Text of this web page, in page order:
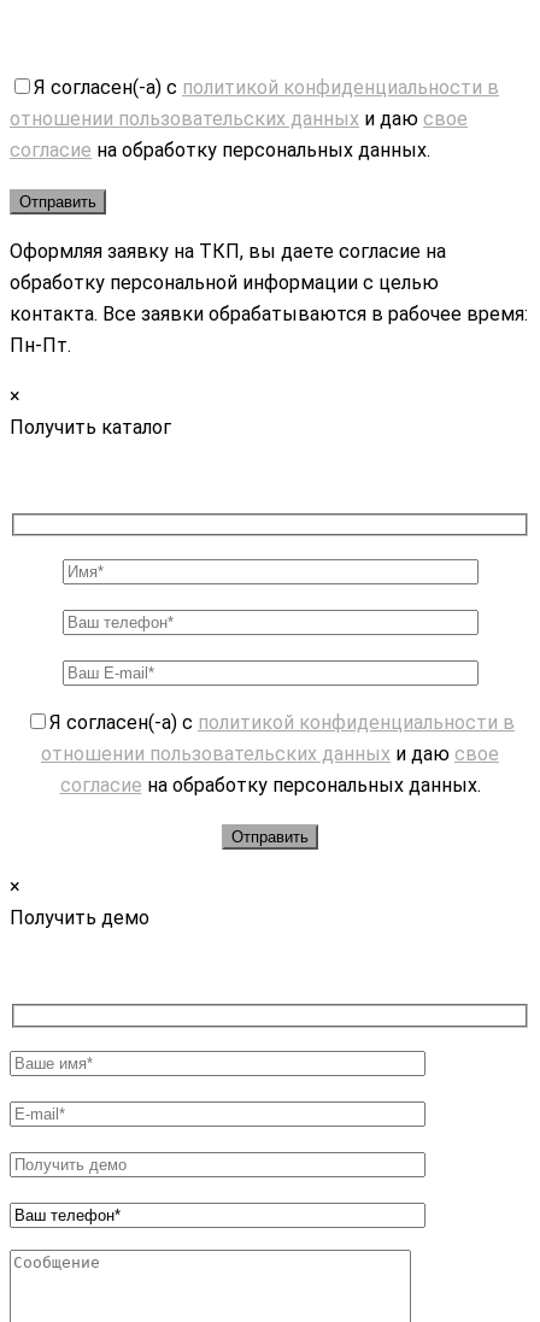
Я согласен(-а) с политикой конфиденциальности в
отношении пользовательских данных и даю свое
согласие на обработку персональных данных.
Оформляя заявку на ТКП, вы даете согласие на
обработку персональной информации с целью
контакта. Все заявки обрабатываются в рабочее время:
Пн-Пт.
×
Получить каталог
Я согласен(-а) с политикой конфиденциальности в
отношении пользовательских данных и даю свое
согласие на обработку персональных данных.
×
Получить демо